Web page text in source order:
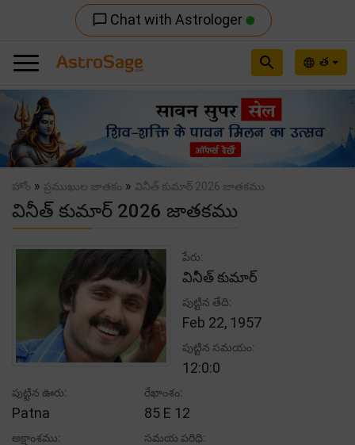
chat_bubble_outline Chat with Astrologer
language త
search
Previous
హోం » ప్రముఖుల జాతకం » వినీత్ కుమార్ 2026 జాతకము
వినీత్ కుమార్ 2026 జాతకము
పేరు:
వినీత్ కుమార్
పుట్టిన తేది:
Feb 22, 1957
పుట్టిన సమయం:
12:0:0
పుట్టిన ఊరు:
Patna
రేఖాంశం:
85 E 12
అక్షాంశము: సమయ పరిధి: